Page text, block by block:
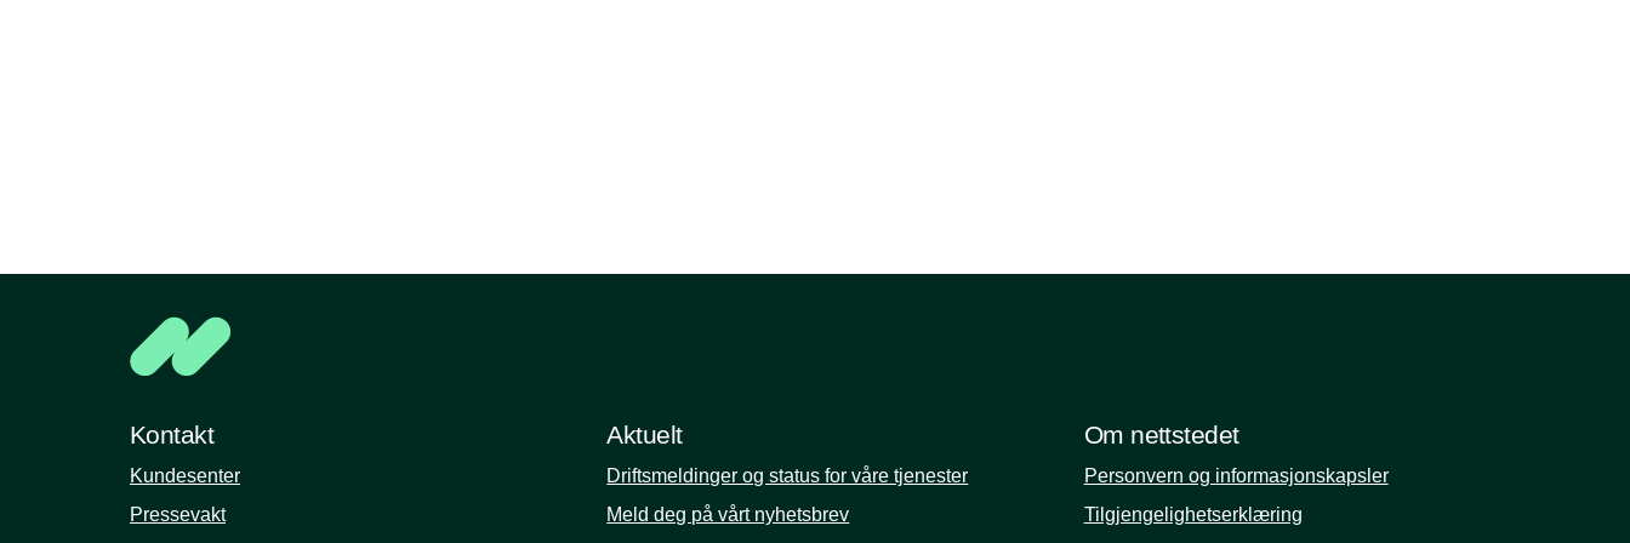
Kontakt
Kundesenter
Pressevakt
Aktuelt
Driftsmeldinger og status for våre tjenester
Meld deg på vårt nyhetsbrev
Om nettstedet
Personvern og informasjonskapsler
Tilgjengelighetserklæring